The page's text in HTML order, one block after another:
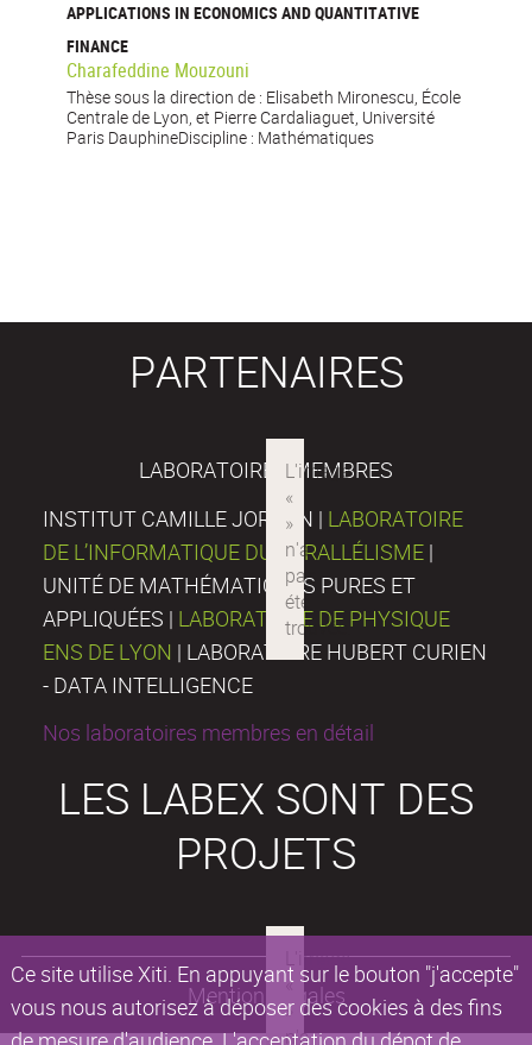
Ce site utilise Xiti. En appuyant sur le bouton "j'accepte"
vous nous autorisez à déposer des cookies à des fins
APPLICATIONS IN ECONOMICS AND QUANTITATIVE
FINANCE
Charafeddine Mouzouni
Thèse sous la direction de : Elisabeth Mironescu, École
Centrale de Lyon, et Pierre Cardaliaguet, Université
Paris DauphineDiscipline : Mathématiques
PARTENAIRES
LABORATOIRES MEMBRES
INSTITUT CAMILLE JORDAN | LABORATOIRE
DE L’INFORMATIQUE DU PARALLÉLISME |
UNITÉ DE MATHÉMATIQUES PURES ET
APPLIQUÉES | LABORATOIRE DE PHYSIQUE
ENS DE LYON | LABORATOIRE HUBERT CURIEN
- DATA INTELLIGENCE
Nos laboratoires membres en détail
LES LABEX SONT DES
PROJETS
Mentions légales